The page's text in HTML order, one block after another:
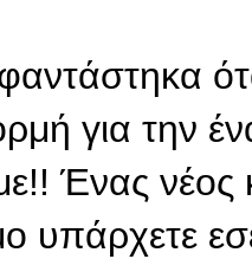
για την
Ένας νέος
υπάρχετε